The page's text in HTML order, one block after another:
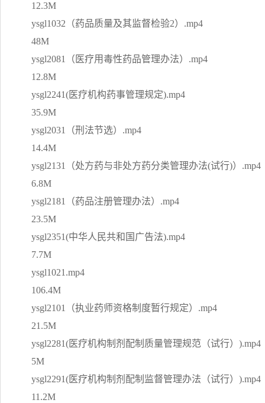
12.3M
ysgl1032（药品质量及其监督检验2）.mp4
48M
ysgl2081（医疗用毒性药品管理办法）.mp4
12.8M
ysgl2241(医疗机构药事管理规定).mp4
35.9M
ysgl2031（刑法节选）.mp4
14.4M
ysgl2131（处方药与非处方药分类管理办法(试行)）.mp4
6.8M
ysgl2181（药品注册管理办法）.mp4
23.5M
ysgl2351(中华人民共和国广告法).mp4
7.7M
ysgl1021.mp4
106.4M
ysgl2101（执业药师资格制度暂行规定）.mp4
21.5M
ysgl2281(医疗机构制剂配制质量管理规范（试行）).mp4
5M
ysgl2291(医疗机构制剂配制监督管理办法（试行）).mp4
11.2M